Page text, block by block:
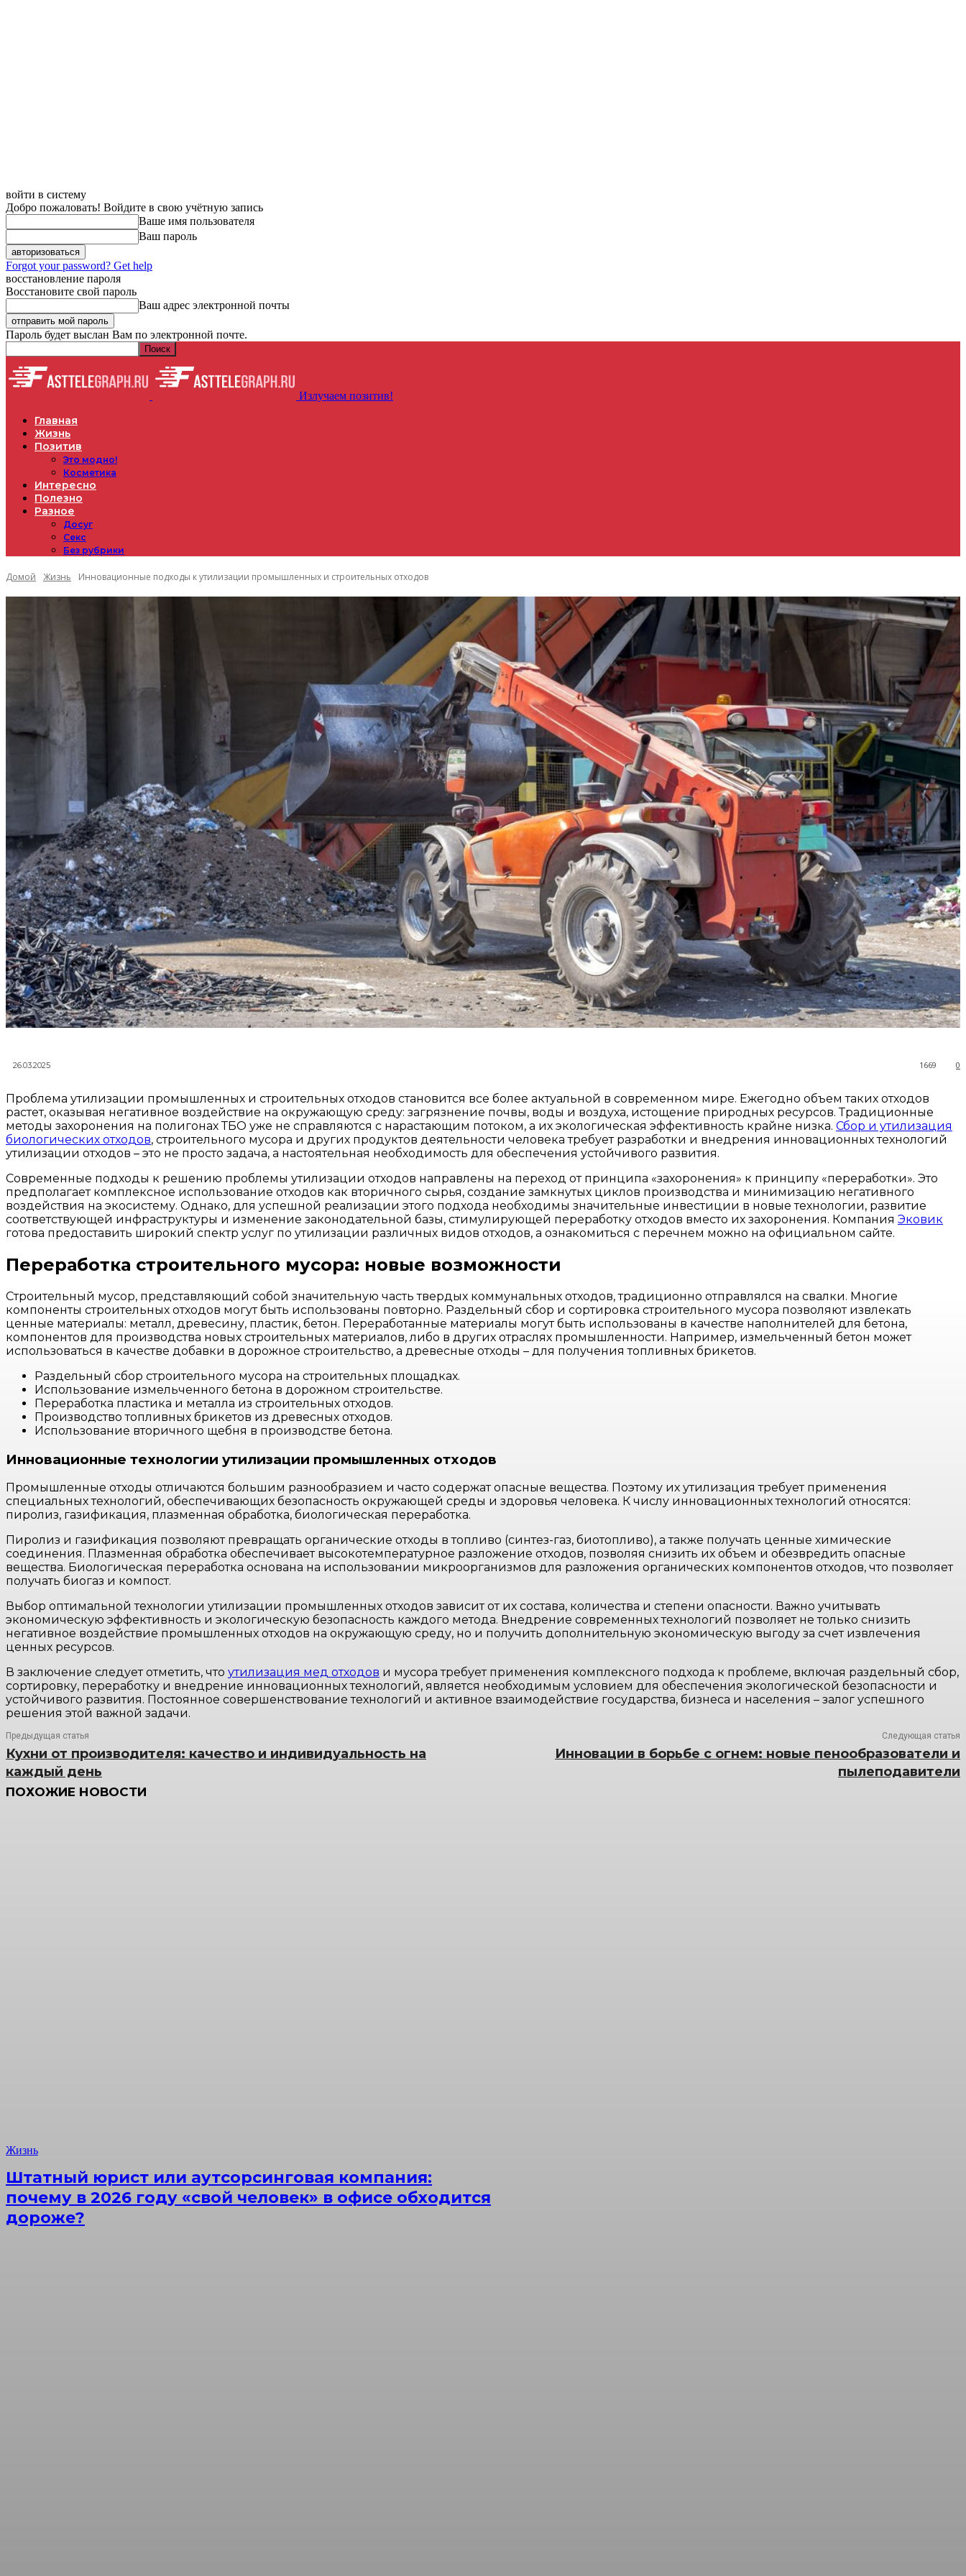
войти в систему
Добро пожаловать! Войдите в свою учётную запись
Ваше имя пользователя
Ваш пароль
Forgot your password? Get help
восстановление пароля
Восстановите свой пароль
Ваш адрес электронной почты
Пароль будет выслан Вам по электронной почте.
Излучаем позитив!
Главная
Жизнь
Позитив
Это модно!
Косметика
Интересно
Полезно
Разное
Досуг
Секс
Без рубрики
Домой Жизнь Инновационные подходы к утилизации промышленных и строительных отходов
26.03.2025 0
1669
Проблема утилизации промышленных и строительных отходов становится все более актуальной в современном мире. Ежегодно объем таких отходов
растет, оказывая негативное воздействие на окружающую среду: загрязнение почвы, воды и воздуха, истощение природных ресурсов. Традиционные
методы захоронения на полигонах ТБО уже не справляются с нарастающим потоком, а их экологическая эффективность крайне низка. Сбор и утилизация
биологических отходов, строительного мусора и других продуктов деятельности человека требует разработки и внедрения инновационных технологий
утилизации отходов – это не просто задача, а настоятельная необходимость для обеспечения устойчивого развития.
Современные подходы к решению проблемы утилизации отходов направлены на переход от принципа «захоронения» к принципу «переработки». Это
предполагает комплексное использование отходов как вторичного сырья, создание замкнутых циклов производства и минимизацию негативного
воздействия на экосистему. Однако, для успешной реализации этого подхода необходимы значительные инвестиции в новые технологии, развитие
соответствующей инфраструктуры и изменение законодательной базы, стимулирующей переработку отходов вместо их захоронения. Компания Эковик
готова предоставить широкий спектр услуг по утилизации различных видов отходов, а ознакомиться с перечнем можно на официальном сайте.
Переработка строительного мусора: новые возможности
Строительный мусор, представляющий собой значительную часть твердых коммунальных отходов, традиционно отправлялся на свалки. Многие
компоненты строительных отходов могут быть использованы повторно. Раздельный сбор и сортировка строительного мусора позволяют извлекать
ценные материалы: металл, древесину, пластик, бетон. Переработанные материалы могут быть использованы в качестве наполнителей для бетона,
компонентов для производства новых строительных материалов, либо в других отраслях промышленности. Например, измельченный бетон может
использоваться в качестве добавки в дорожное строительство, а древесные отходы – для получения топливных брикетов.
Раздельный сбор строительного мусора на строительных площадках.
Использование измельченного бетона в дорожном строительстве.
Переработка пластика и металла из строительных отходов.
Производство топливных брикетов из древесных отходов.
Использование вторичного щебня в производстве бетона.
Инновационные технологии утилизации промышленных отходов
Промышленные отходы отличаются большим разнообразием и часто содержат опасные вещества. Поэтому их утилизация требует применения
специальных технологий, обеспечивающих безопасность окружающей среды и здоровья человека. К числу инновационных технологий относятся:
пиролиз, газификация, плазменная обработка, биологическая переработка.
Пиролиз и газификация позволяют превращать органические отходы в топливо (синтез-газ, биотопливо), а также получать ценные химические
соединения. Плазменная обработка обеспечивает высокотемпературное разложение отходов, позволяя снизить их объем и обезвредить опасные
вещества. Биологическая переработка основана на использовании микроорганизмов для разложения органических компонентов отходов, что позволяет
получать биогаз и компост.
Выбор оптимальной технологии утилизации промышленных отходов зависит от их состава, количества и степени опасности. Важно учитывать
экономическую эффективность и экологическую безопасность каждого метода. Внедрение современных технологий позволяет не только снизить
негативное воздействие промышленных отходов на окружающую среду, но и получить дополнительную экономическую выгоду за счет извлечения
ценных ресурсов.
В заключение следует отметить, что утилизация мед отходов и мусора требует применения комплексного подхода к проблеме, включая раздельный сбор,
сортировку, переработку и внедрение инновационных технологий, является необходимым условием для обеспечения экологической безопасности и
устойчивого развития. Постоянное совершенствование технологий и активное взаимодействие государства, бизнеса и населения – залог успешного
решения этой важной задачи.
Предыдущая статья
Кухни от производителя: качество и индивидуальность на
каждый день
Следующая статья
Инновации в борьбе с огнем: новые пенообразователи и
пылеподавители
ПОХОЖИЕ НОВОСТИ
Жизнь
Штатный юрист или аутсорсинговая компания:
почему в 2026 году «свой человек» в офисе обходится
дороже?